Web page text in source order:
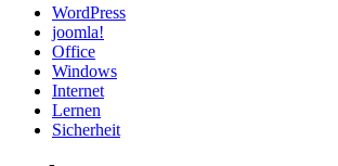
WordPress
joomla!
Office
Windows
Internet
Lernen
Sicherheit